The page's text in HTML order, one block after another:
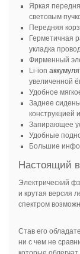
Яркая
световым
Передняя
Герметичная
укладка
Фирменный
Li-ion
увеличенной
Удобное
Заднее
конструкцией
Запирающее
Удобные
Большие
Настоящий
Электрический
и крутая версия
спектром
Став его
ни с чем не